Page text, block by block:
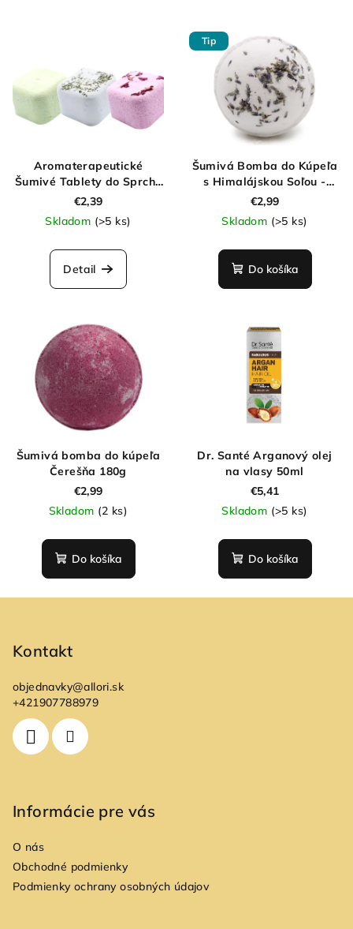
Aromaterapeutické
Šumivé Tablety do Sprchy
70g
€2,39
Skladom (>5 ks)
Detail
Tip
Šumivá Bomba do Kúpeľa
s Himalájskou Soľou -
Relax 180g
€2,99
Skladom (>5 ks)
Do košíka
Šumivá bomba do kúpeľa
Čerešňa 180g
€2,99
Skladom (2 ks)
Do košíka
Dr. Santé Arganový olej
na vlasy 50ml
€5,41
Skladom (>5 ks)
Do košíka
Kontakt
objednavky@allori.sk
+421907788979
Informácie pre vás
O nás
Obchodné podmienky
Podmienky ochrany osobných údajov